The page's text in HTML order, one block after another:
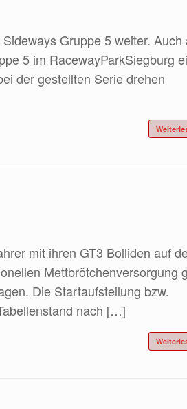
Gruppe 5 weiter. Auch
5 im RacewayParkSiegburg
der gestellten Serie drehen
mit ihren GT3 Bolliden auf
Mettbrötchenversorgung
Die Startaufstellung bzw.
nach […]